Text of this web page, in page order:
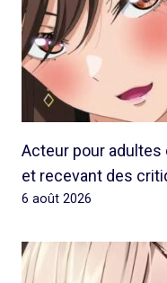
Acteur pour
et recevant des
6 août 2026